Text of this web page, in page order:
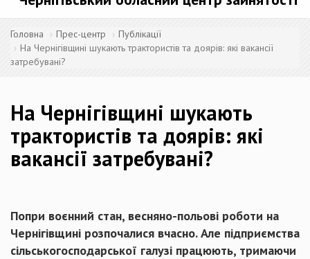
Головна Прес-центр
Публікації
На Чернігівщині шукають трактористів та доярів: які вакансії
затребувані?
На Чернігівщині шукають
трактористів та доярів: які
вакансії затребувані?
Попри воєнний стан, весняно-польові роботи на
Чернігівщині розпочалися вчасно. Але підприємства
сільськогосподарської галузі працюють, тримаючи